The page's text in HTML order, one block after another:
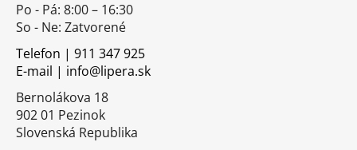
Po - Pá: 8:00 – 16:30
So - Ne: Zatvorené
Telefon | 911 347 925
E-mail | info@lipera.sk
Bernolákova 18
902 01 Pezinok
Slovenská Republika